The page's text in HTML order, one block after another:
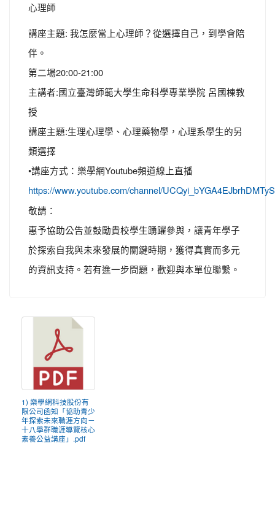
心理師
講座主題: 我怎麼當上心理師？從選擇自己，到學會陪
伴。
第二場20:00-21:00
主講者:國立臺灣師範大學生命科學專業學院 呂國棟教
授
講座主題:生理心理學、心理藥物學，心理系學生的另
類選擇
•講座方式：樂學網Youtube頻道線上直播
https://www.youtube.com/channel/
敬請：
惠予協助公告並鼓勵貴校學生踴躍參與，讓青年學子
於探索自我與未來發展的關鍵時期，獲得真實而多元
的資訊支持。若有進一步問題，歡迎與本單位聯繫。
1) 樂學網科技股份有
限公司函知「協助青少
年探索未來職涯方向－
十八學群職涯導覽核心
素養公益講座」.pdf